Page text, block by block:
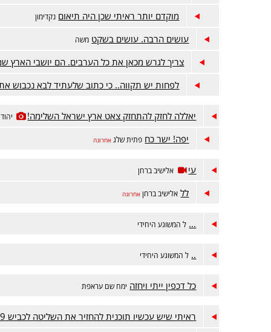
מוקדם יותר ראיתי שכן היה תיאום נקדימון
עושים הרבה. עושים בשקט משה
צריך לגרש מכאן את כל הערבים. הם יושבי הארץ
לפחות יש תקווה.. כי כתוב שלעתיד לבא נכבוש
יאללה לחזק להתחזק צאט ארץ ישראל השלימה!
יפה! ישר כח פתית שלג אחרונה
עי אלישיב ברחן
לל אלישיב ברחן אחרונה
... ל המשוגע היחידי
.. ל המשוגע היחידי
כל דכפין ייתי ויחזה ימח שם עראפת
ראיתי שיש עכשיו תוכנית להחזיר את השליטה לכביש 449